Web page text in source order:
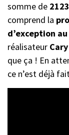
somme de
comprend la
d’exception
réalisateur
que ça ! En
ce n’est déjà